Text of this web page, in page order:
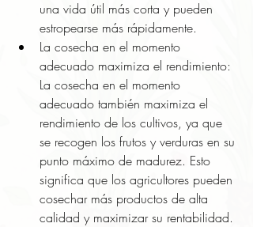
una vida útil más corta y pueden
estropearse más rápidamente.
La cosecha en el momento
adecuado maximiza el rendimiento:
La cosecha en el momento
adecuado también maximiza el
rendimiento de los cultivos, ya que
se recogen los frutos y verduras en su
punto máximo de madurez. Esto
significa que los agricultores pueden
cosechar más productos de alta
calidad y maximizar su rentabilidad.